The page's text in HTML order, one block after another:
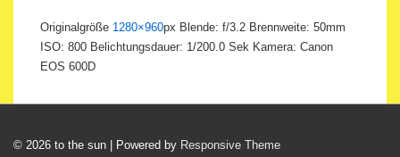
Originalgröße 1280×960px Blende: f/3.2 Brennweite: 50mm
ISO: 800 Belichtungsdauer: 1/200.0 Sek Kamera: Canon
EOS 600D
© 2026 to the sun | Powered by Responsive Theme